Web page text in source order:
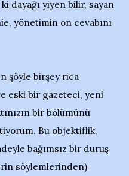
dayağı yiyen bilir, sayan
yönetimin on cevabını
şöyle birşey rica
eski bir gazeteci, yeni
bir bölümünü
Bu objektiflik,
bağımsız bir duruş
söylemlerinden)